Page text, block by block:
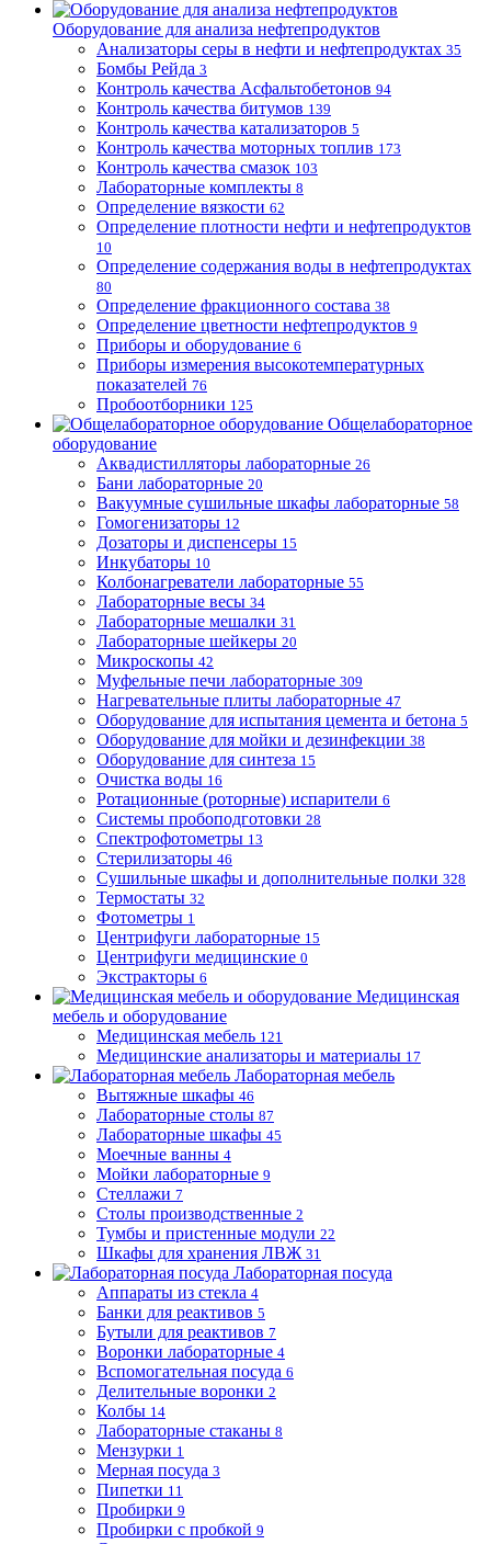
Оборудование для анализа нефтепродуктов
Анализаторы серы в нефти и нефтепродуктах 35
Бомбы Рейда 3
Контроль качества Асфальтобетонов 94
Контроль качества битумов 139
Контроль качества катализаторов 5
Контроль качества моторных топлив 173
Контроль качества смазок 103
Лабораторные комплекты 8
Определение вязкости 62
Определение плотности нефти и нефтепродуктов
10
Определение содержания воды в нефтепродуктах
80
Определение фракционного состава 38
Определение цветности нефтепродуктов 9
Приборы и оборудование 6
Приборы измерения высокотемпературных
показателей 76
Пробоотборники 125
Общелабораторное
оборудование
Аквадистилляторы лабораторные 26
Бани лабораторные 20
Вакуумные сушильные шкафы лабораторные 58
Гомогенизаторы 12
Дозаторы и диспенсеры 15
Инкубаторы 10
Колбонагреватели лабораторные 55
Лабораторные весы 34
Лабораторные мешалки 31
Лабораторные шейкеры 20
Микроскопы 42
Муфельные печи лабораторные 309
Нагревательные плиты лабораторные 47
Оборудование для испытания цемента и бетона 5
Оборудование для мойки и дезинфекции 38
Оборудование для синтеза 15
Очистка воды 16
Ротационные (роторные) испарители 6
Системы пробоподготовки 28
Спектрофотометры 13
Стерилизаторы 46
Сушильные шкафы и дополнительные полки 328
Термостаты 32
Фотометры 1
Центрифуги лабораторные 15
Центрифуги медицинские 0
Экстракторы 6
Медицинская
мебель и оборудование
Медицинская мебель 121
Медицинские анализаторы и материалы 17
Лабораторная мебель
Вытяжные шкафы 46
Лабораторные столы 87
Лабораторные шкафы 45
Моечные ванны 4
Мойки лабораторные 9
Стеллажи 7
Столы производственные 2
Тумбы и пристенные модули 22
Шкафы для хранения ЛВЖ 31
Лабораторная посуда
Аппараты из стекла 4
Банки для реактивов 5
Бутыли для реактивов 7
Воронки лабораторные 4
Вспомогательная посуда 6
Делительные воронки 2
Колбы 14
Лабораторные стаканы 8
Мензурки 1
Мерная посуда 3
Пипетки 11
Пробирки 9
Пробирки с пробкой 9